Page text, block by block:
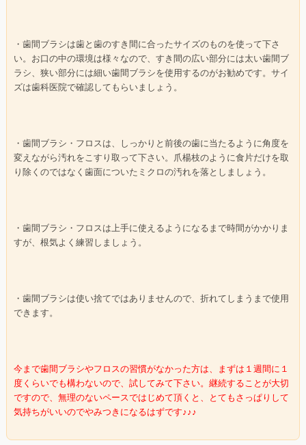
・歯間ブラシは歯と歯のすき間に合ったサイズのものを使って下さ
い。お口の中の環境は様々なので、すき間の広い部分には太い歯間ブ
ラシ、狭い部分には細い歯間ブラシを使用するのがお勧めです。サイ
ズは歯科医院で確認してもらいましょう。
・歯間ブラシ・フロスは、しっかりと前後の歯に当たるように角度を
変えながら汚れをこすり取って下さい。爪楊枝のように食片だけを取
り除くのではなく歯面についたミクロの汚れを落としましょう。
・歯間ブラシ・フロスは上手に使えるようになるまで時間がかかりま
すが、根気よく練習しましょう。
・歯間ブラシは使い捨てではありませんので、折れてしまうまで使用
できます。
今まで歯間ブラシやフロスの習慣がなかった方は、まずは１週間に１
度くらいでも構わないので、試してみて下さい。継続することが大切
ですので、無理のないペースではじめて頂くと、とてもさっぱりして
気持ちがいいのでやみつきになるはずです♪♪♪